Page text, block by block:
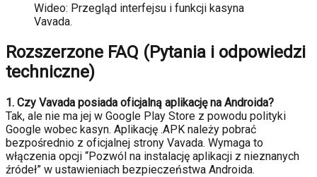
Wideo: Przegląd interfejsu i funkcji kasyna
Vavada.
Rozszerzone FAQ (Pytania i odpowiedzi
techniczne)
1. Czy Vavada posiada oficjalną aplikację na Androida?
Tak, ale nie ma jej w Google Play Store z powodu polityki
Google wobec kasyn. Aplikację .APK należy pobrać
bezpośrednio z oficjalnej strony Vavada. Wymaga to
włączenia opcji “Pozwól na instalację aplikacji z nieznanych
źródeł” w ustawieniach bezpieczeństwa Androida.